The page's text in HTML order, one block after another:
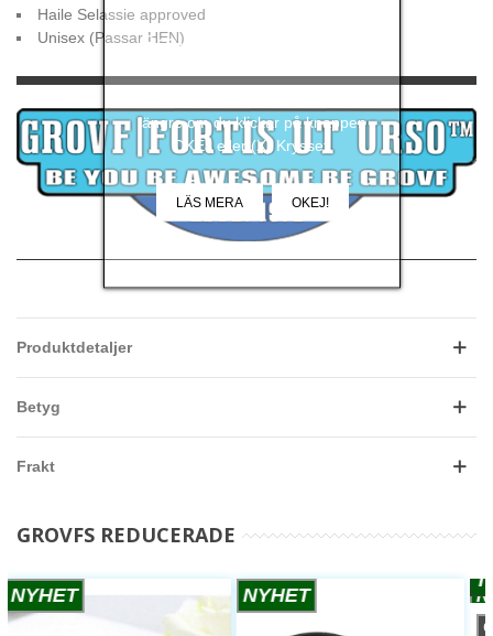
Haile Selassie approved
Unisex (Passar HEN)
Produktdetaljer
Betyg
Frakt
GROVFS REDUCERADE
NYHET NYHET
Grovf använder sig av
längre om du klickar på knappen
OKEJ eller (X) Krysset.
LÄS MERA OKEJ!